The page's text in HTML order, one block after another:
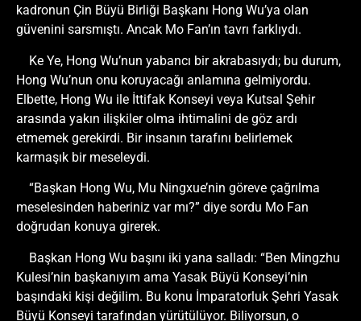
kadronun Çin Büyü Birliği Başkanı Hong Wu’ya olan
güvenini sarsmıştı. Ancak Mo Fan’ın tavrı farklıydı.
Ke Ye, Hong Wu’nun yabancı bir akrabasıydı; bu durum,
Hong Wu’nun onu koruyacağı anlamına gelmiyordu.
Elbette, Hong Wu ile İttifak Konseyi veya Kutsal Şehir
arasında yakın ilişkiler olma ihtimalini de göz ardı
etmemek gerekirdi. Bir insanın tarafını belirlemek
karmaşık bir meseleydi.
“Başkan Hong Wu, Mu Ningxue’nin göreve çağrılma
meselesinden haberiniz var mı?” diye sordu Mo Fan
doğrudan konuya girerek.
Başkan Hong Wu başını iki yana salladı: “Ben Mingzhu
Kulesi’nin başkanıyım ama Yasak Büyü Konseyi’nin
başındaki kişi değilim. Bu konu İmparatorluk Şehri Yasak
Büyü Konseyi tarafından yürütülüyor. Biliyorsun, o